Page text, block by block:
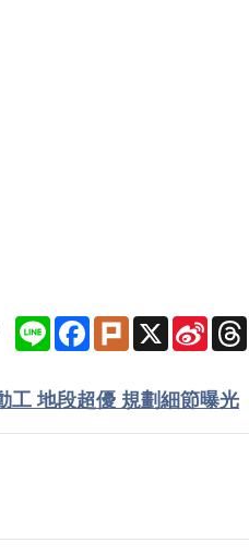
Line Facebook
Plurk X
Sina
工 地段超優 規劃細節曝光